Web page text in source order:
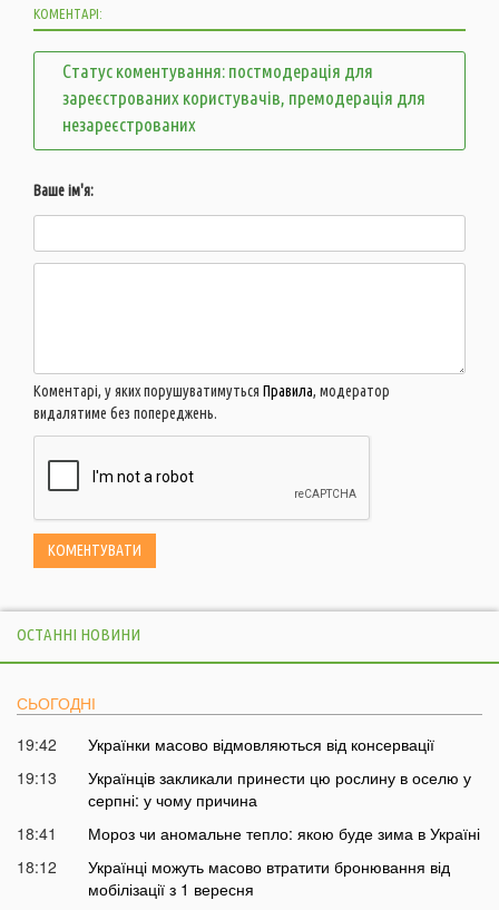
КОМЕНТАРІ:
Статус коментування: постмодерація для
зареєстрованих користувачів, премодерація для
незареєстрованих
Ваше ім'я:
Коментарі, у яких порушуватимуться Правила, модератор
видалятиме без попереджень.
ОСТАННІ НОВИНИ
СЬОГОДНІ
19:42
Українки масово відмовляються від консервації
19:13
Українців закликали принести цю рослину в оселю у
серпні: у чому причина
18:41
Мороз чи аномальне тепло: якою буде зима в Україні
18:12
Українці можуть масово втратити бронювання від
мобілізації з 1 вересня